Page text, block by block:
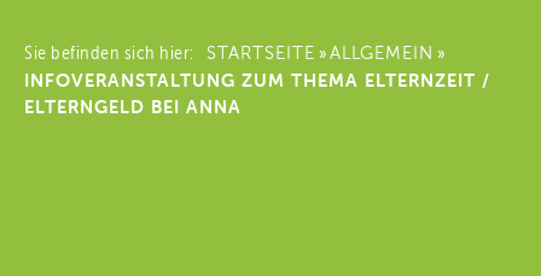
Sie befinden sich hier: STARTSEITE »ALLGEMEIN »
INFOVERANSTALTUNG ZUM THEMA ELTERNZEIT /
ELTERNGELD BEI ANNA